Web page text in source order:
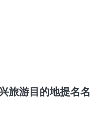
旅游目的地提名名